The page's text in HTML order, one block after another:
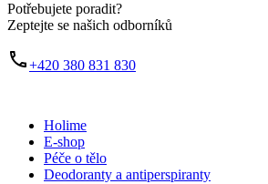
Potřebujete poradit?
Zeptejte se našich odborníků
+420 380 831 830
Holime
E-shop
Péče o tělo
Deodoranty a antiperspiranty